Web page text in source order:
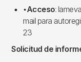
•Acceso:
mail para
23
Solicitud de